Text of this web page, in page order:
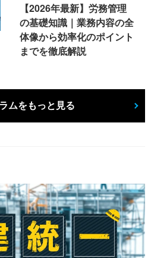
【2026年最新】労務管理
の基礎知識｜業務内容の全
体像から効率化のポイント
までを徹底解説
ムをもっと見る